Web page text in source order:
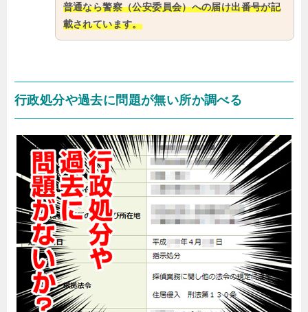
普通なら警察（公安委員会）への届け出番号が記
載されています。
行政処分や過去に問題が無い所か調べる